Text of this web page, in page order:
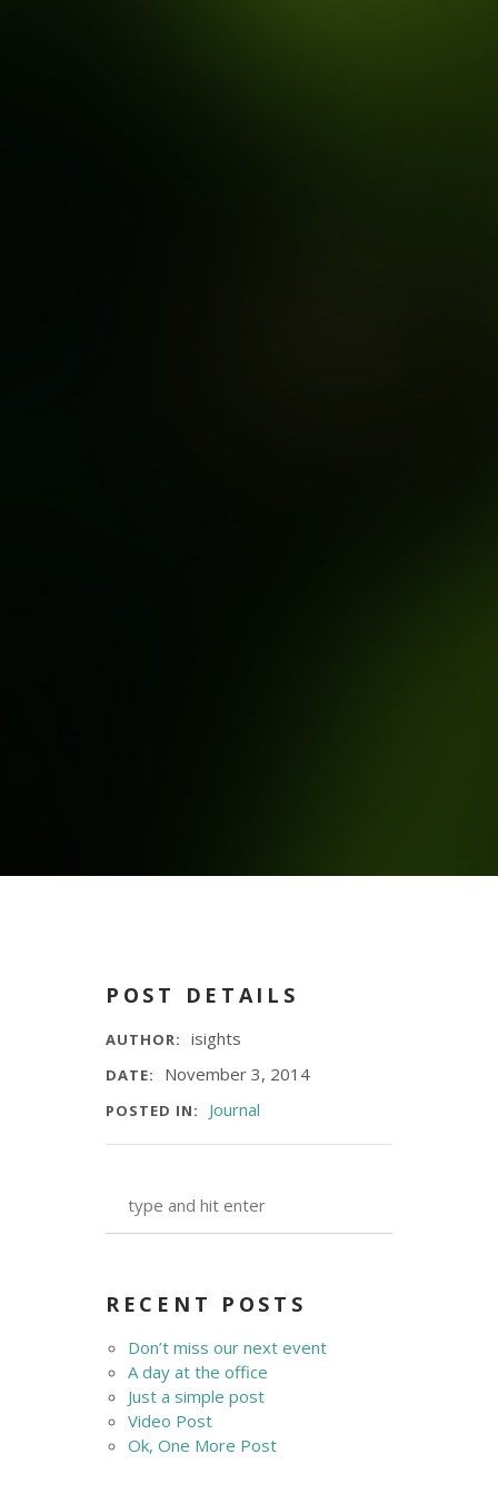
POST DETAILS
AUTHOR: isights
DATE: November 3, 2014
POSTED IN: Journal
RECENT POSTS
Don’t miss our next event
A day at the office
Just a simple post
Video Post
Ok, One More Post